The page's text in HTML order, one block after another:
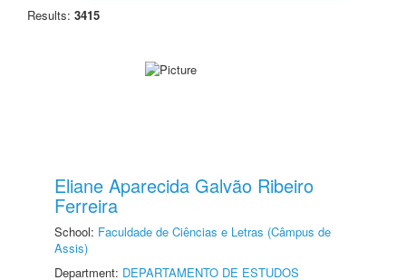
Results: 3415
Eliane Aparecida Galvão Ribeiro
Ferreira
School: Faculdade de Ciências e Letras (Câmpus de
Assis)
Department: DEPARTAMENTO DE ESTUDOS